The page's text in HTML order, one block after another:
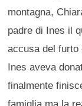
montagna,
padre di Ines il
accusa del
Ines aveva
finalmente
famiglia ma la